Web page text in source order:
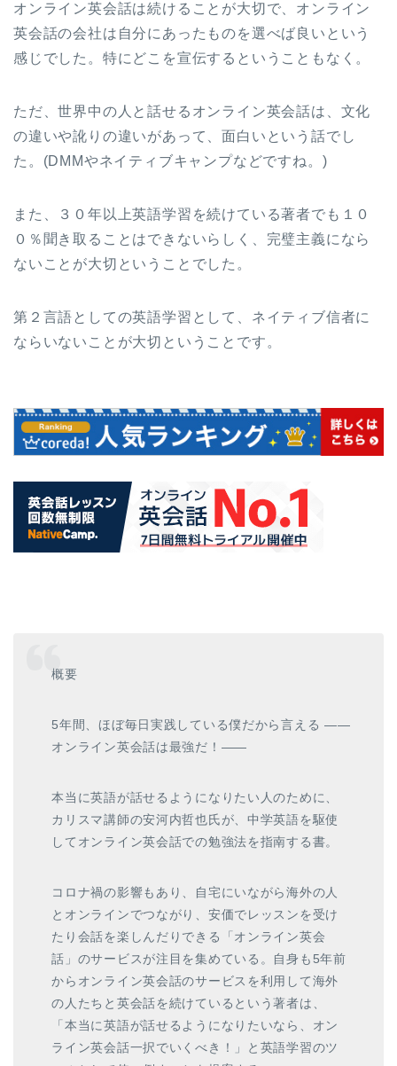
オンライン英会話は続けることが大切で、オンライン
英会話の会社は自分にあったものを選べば良いという
感じでした。特にどこを宣伝するということもなく。
ただ、世界中の人と話せるオンライン英会話は、文化
の違いや訛りの違いがあって、面白いという話でし
た。(DMMやネイティブキャンプなどですね。)
また、３０年以上英語学習を続けている著者でも１０
０％聞き取ることはできないらしく、完璧主義になら
ないことが大切ということでした。
第２言語としての英語学習として、ネイティブ信者に
ならいないことが大切ということです。
概要
5年間、ほぼ毎日実践している僕だから言える ――
オンライン英会話は最強だ！――
本当に英語が話せるようになりたい人のために、
カリスマ講師の安河内哲也氏が、中学英語を駆使
してオンライン英会話での勉強法を指南する書。
コロナ禍の影響もあり、自宅にいながら海外の人
とオンラインでつながり、安価でレッスンを受け
たり会話を楽しんだりできる「オンライン英会
話」のサービスが注目を集めている。自身も5年前
からオンライン英会話のサービスを利用して海外
の人たちと英会話を続けているという著者は、
「本当に英語が話せるようになりたいなら、オン
ライン英会話一択でいくべき！」と英語学習のツ